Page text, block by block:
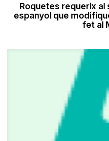
Roquetes requerix
espanyol que
fet al